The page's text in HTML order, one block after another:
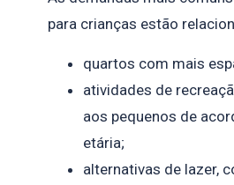
para crianças estão
quartos com mais
atividades de
aos pequenos de
etária;
alternativas de lazer,